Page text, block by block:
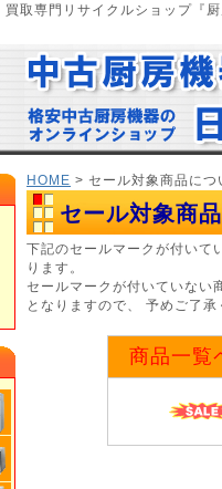
取専門リサイクルショップ『
HOME > セール対象商品につ
セール対象商
下記のセールマークが付いて
ります。
セールマークが付いていない
となりますので、 予めご了承
商品一覧